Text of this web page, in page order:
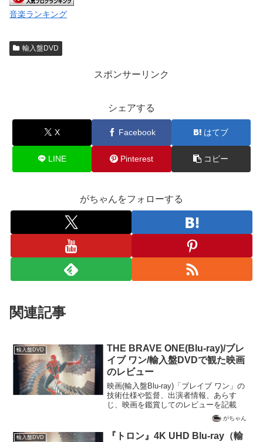
音楽ランキング
輸入盤DVD
スポンサーリンク
シェアする
X Facebook はてブ
LINE Pinterest コピー
がちゃんをフォローする
関連記事
輸入盤DVD
THE BRAVE ONE(Blu-ray)/ブレ
イブ ワン/輸入盤DVDで観た映画
のレビュー
映画(輸入盤Blu-ray)「ブレイブ ワン」の
技術仕様や監督、出演者情報、あらす
じ、映画を鑑賞してのレビューを記載
がちゃん
輸入盤DVD
『トロン』4K UHD Blu-ray（輸